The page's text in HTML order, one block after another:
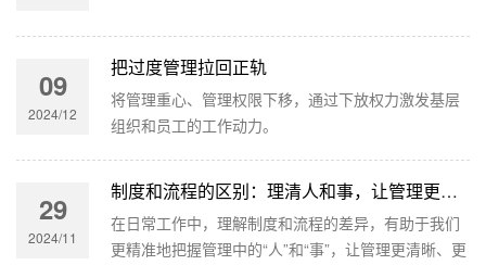
09
2024/12
把过度管理拉回正轨
将管理重心、管理权限下移，通过下放权力激发基层
组织和员工的工作动力。
29
2024/11
制度和流程的区别：理清人和事，让管理更高效
在日常工作中，理解制度和流程的差异，有助于我们
更精准地把握管理中的“人”和“事”，让管理更清晰、更